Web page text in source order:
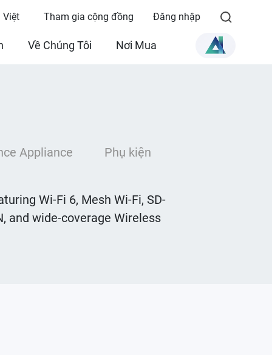
Việt Tham gia cộng đồng Đăng nhập
Về Chúng Tôi Nơi Mua
Appliance Phụ kiện
Wi-Fi 6, Mesh Wi-Fi, SD-
and wide-coverage Wireless